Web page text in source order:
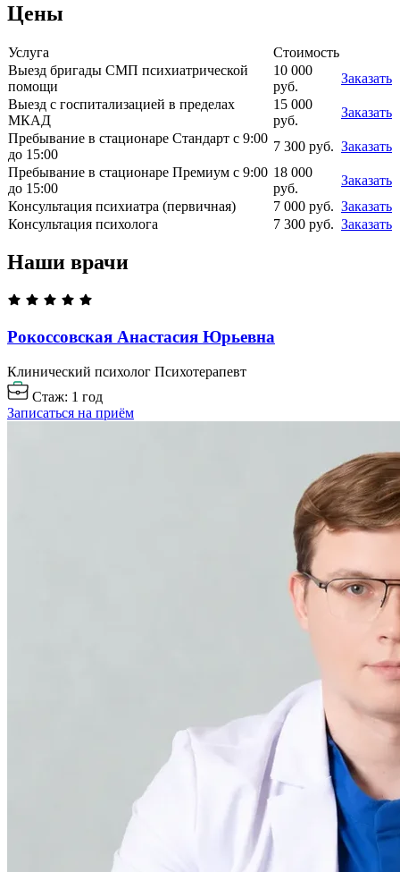
Цены
Услуга
Стоимость
Выезд бригады СМП психиатрической
помощи
10 000
руб.
Заказать
Выезд с госпитализацией в пределах
МКАД
15 000
руб.
Заказать
Пребывание в стационаре Стандарт с 9:00
до 15:00
7 300 руб. Заказать
Пребывание в стационаре Премиум с 9:00
до 15:00
18 000
руб.
Заказать
Консультация психиатра (первичная)
7 000 руб. Заказать
Консультация психолога
7 300 руб. Заказать
Наши врачи
Рокоссовская Анастасия Юрьевна
Клинический психолог Психотерапевт
Стаж: 1 год
Записаться на приём